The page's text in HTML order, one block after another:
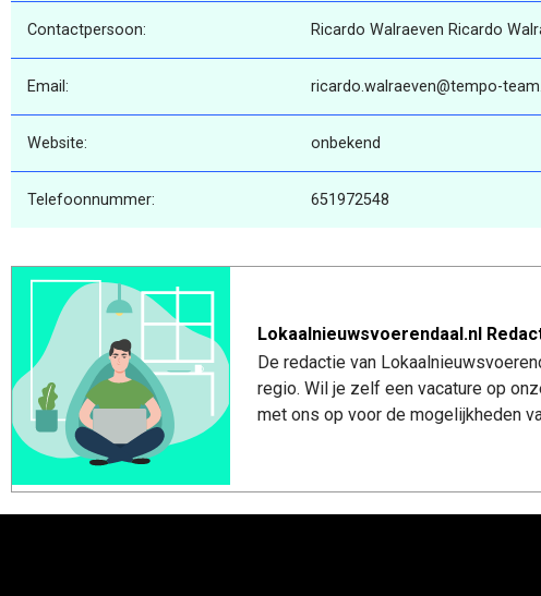
Contactpersoon: Ricardo Walraeven Ricardo
Email: ricardo.walraeven@tempo-
Website: onbekend
Telefoonnummer: 651972548
Lokaalnieuwsvoerendaal.nl
De redactie van
regio. Wil je zelf een vacature op
met ons op voor de mogelijkheden